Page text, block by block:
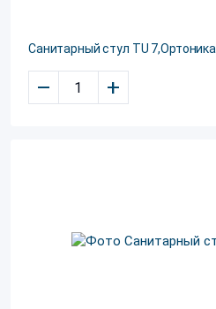
Санитарный стул TU 7,Ортоника
– +